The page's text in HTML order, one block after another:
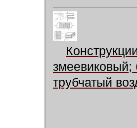
трубчатый